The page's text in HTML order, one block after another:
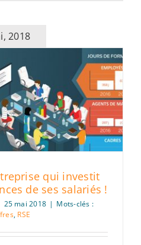
2018
qui investit
de ses salariés !
25 mai 2018 | Mots-clés :
, RSE